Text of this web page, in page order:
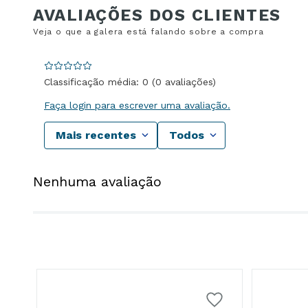
Classificação média: 0 (0 avaliações)
Faça login para escrever uma avaliação.
Mais recentes Todos
Nenhuma avaliação